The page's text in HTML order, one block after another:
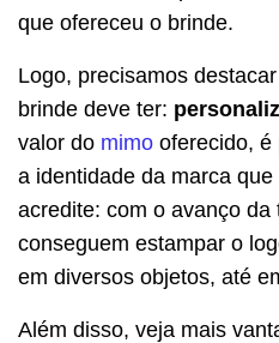
que ofereceu o brinde.
Logo, precisamos
brinde deve ter:
valor do mimo oferecido, é
a identidade da marca
acredite: com o avanço
conseguem estampar o
em diversos objetos, até
Além disso, veja mais